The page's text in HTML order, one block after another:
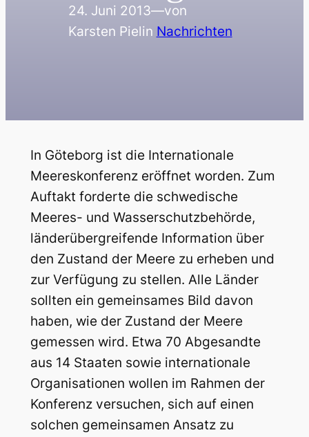
24. Juni 2013—von
Karsten Pielin Nachrichten
In Göteborg ist die Internationale
Meereskonferenz eröffnet worden. Zum
Auftakt forderte die schwedische
Meeres- und Wasserschutzbehörde,
länderübergreifende Information über
den Zustand der Meere zu erheben und
zur Verfügung zu stellen. Alle Länder
sollten ein gemeinsames Bild davon
haben, wie der Zustand der Meere
gemessen wird. Etwa 70 Abgesandte
aus 14 Staaten sowie internationale
Organisationen wollen im Rahmen der
Konferenz versuchen, sich auf einen
solchen gemeinsamen Ansatz zu